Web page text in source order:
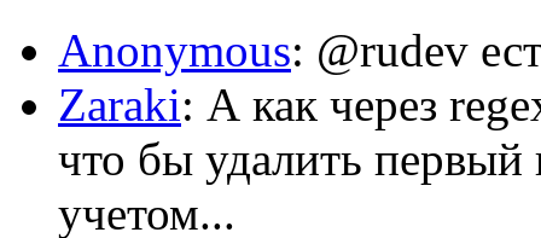
Anonymous: @rudev
Zaraki: А как через
что бы удалить первый
учетом...